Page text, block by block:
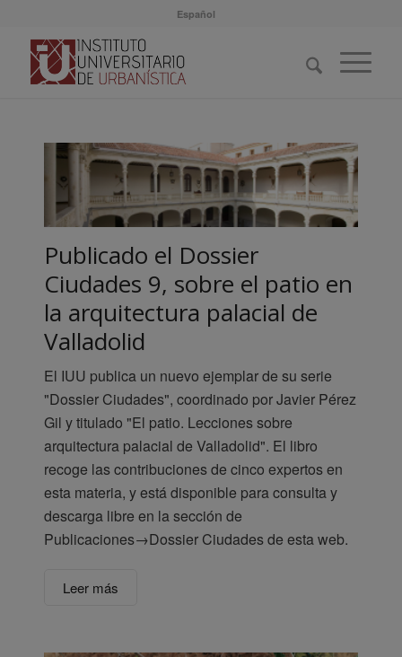
Español
Publicado el Dossier
Ciudades 9, sobre el patio en
la arquitectura palacial de
Valladolid
El IUU publica un nuevo ejemplar de su serie
"Dossier Ciudades", coordinado por Javier Pérez
Gil y titulado "El patio. Lecciones sobre
arquitectura palacial de Valladolid". El libro
recoge las contribuciones de cinco expertos en
esta materia, y está disponible para consulta y
descarga libre en la sección de
Publicaciones→Dossier Ciudades de esta web.
Leer más